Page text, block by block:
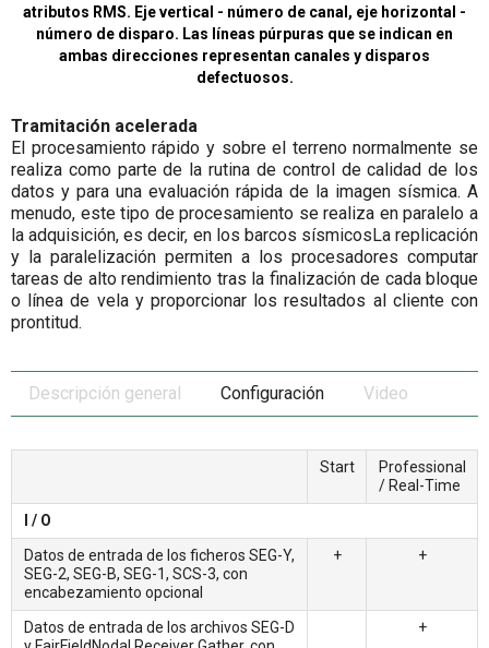
atributos RMS. Eje vertical - número de canal, eje horizontal -
número de disparo. Las líneas púrpuras que se indican en
ambas direcciones representan canales y disparos
defectuosos.
Tramitación acelerada
El procesamiento rápido y sobre el terreno normalmente se
realiza como parte de la rutina de control de calidad de los
datos y para una evaluación rápida de la imagen sísmica. A
menudo, este tipo de procesamiento se realiza en paralelo a
la adquisición, es decir, en los barcos sísmicosLa replicación
y la paralelización permiten a los procesadores computar
tareas de alto rendimiento tras la finalización de cada bloque
o línea de vela y proporcionar los resultados al cliente con
prontitud.
Descripción general Configuración Video
Start
Professional
/ Real-Time
I / O
Datos de entrada de los ficheros SEG-Y,
SEG-2, SEG-B, SEG-1, SCS-3, con
encabezamiento opcional
+ +
Datos de entrada de los archivos SEG-D
+